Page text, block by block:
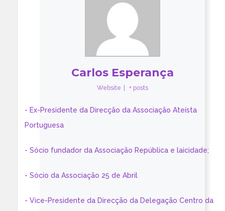
Carlos Esperança
Website + posts
- Ex-Presidente da Direcção da Associação Ateísta
Portuguesa
- Sócio fundador da Associação República e laicidade;
- Sócio da Associação 25 de Abril
- Vice-Presidente da Direcção da Delegação Centro da